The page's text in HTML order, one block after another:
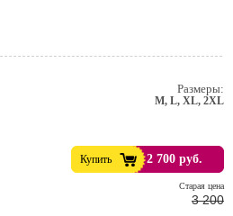
Размеры:
M, L, XL, 2XL
Купить 2 700 руб.
Cтарая цена
3 200